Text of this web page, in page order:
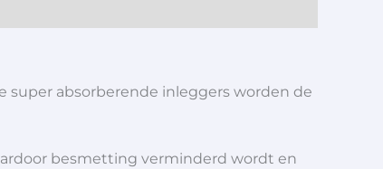
super absorberende inleggers worden de
besmetting verminderd wordt en